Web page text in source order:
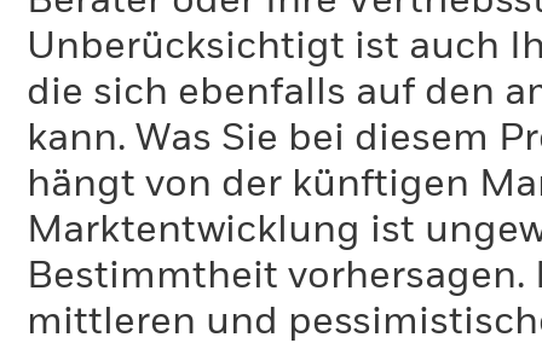
Unberücksichtigt ist auch
die sich ebenfalls auf den
kann. Was Sie bei diesem
hängt von der künftigen
Marktentwicklung ist
Bestimmtheit
mittleren und